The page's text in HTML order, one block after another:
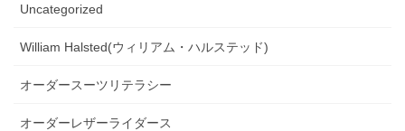
Uncategorized
William Halsted(ウィリアム・ハルステッド)
オーダースーツリテラシー
オーダーレザーライダース